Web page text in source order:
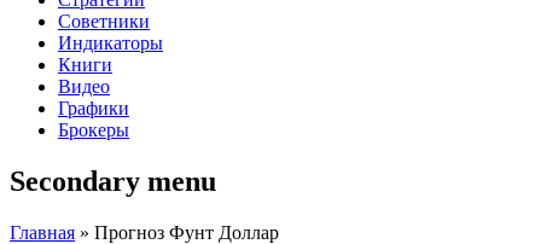
Советники
Индикаторы
Книги
Видео
Графики
Брокеры
Secondary menu
Главная » Прогноз Фунт Доллар